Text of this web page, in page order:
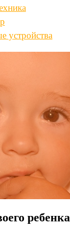
устройства